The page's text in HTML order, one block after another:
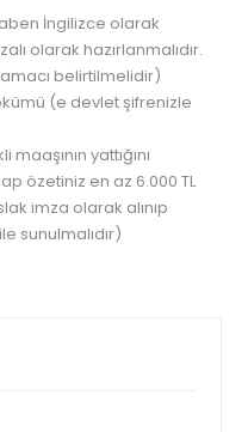
İngilizce olarak
olarak hazırlanmalıdır.
belirtilmelidir)
(e devlet şifrenizle
yattığını
özetiniz en az 6.000 TL
imza olarak alınıp
sunulmalıdır)